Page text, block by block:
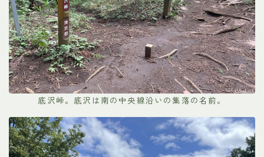
底沢峠。底沢は南の中央線沿いの集落の名前。